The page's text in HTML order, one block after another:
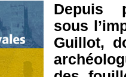
Depuis
sous
Guillot,